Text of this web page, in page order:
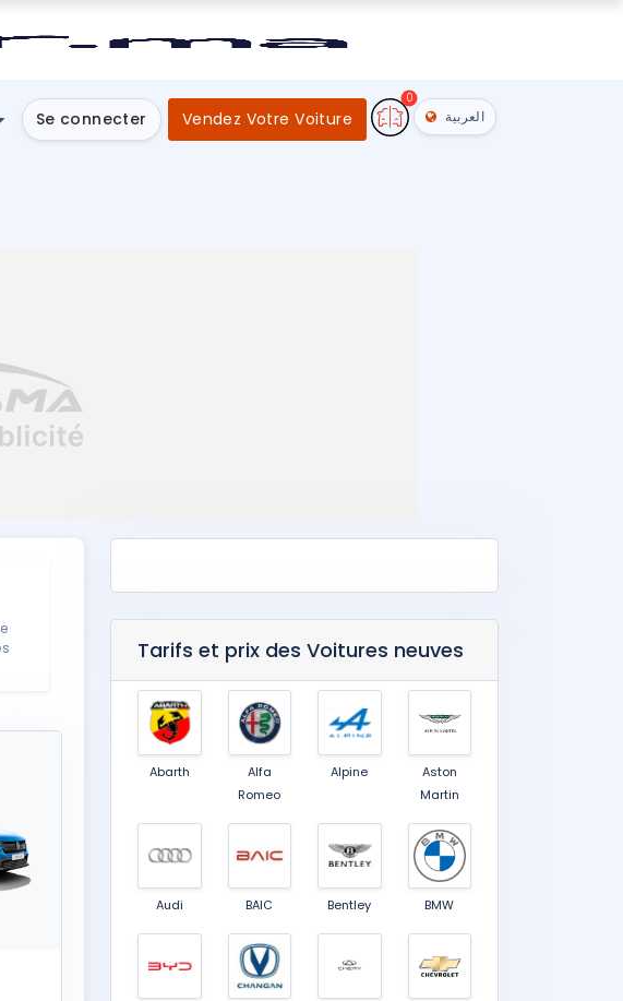
Se connecter Vendez Votre Voiture
0
العربية
Tarifs et prix des Voitures neuves
Abarth
Alfa
Romeo
Alpine
Aston
Martin
Audi BAIC Bentley BMW